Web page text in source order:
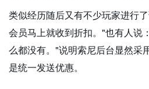
类似经历随后又有不少玩家进行
会员马上就收到折扣。"也有人说
么都没有。"说明索尼后台显然采
是统一发送优惠。